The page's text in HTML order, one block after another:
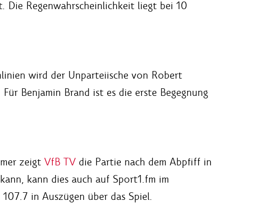
Die Regenwahrscheinlichkeit liegt bei 10
wird der Unparteiische von Robert
Benjamin Brand ist es die erste Begegnung
zeigt VfB TV die Partie nach dem Abpfiff in
kann dies auch auf Sport1.fm im
in Auszügen über das Spiel.